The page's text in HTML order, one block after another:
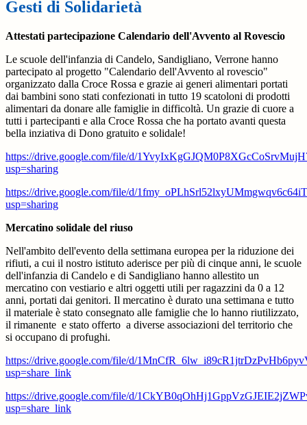
Gesti di Solidarietà
Attestati partecipazione Calendario dell'Avvento al Rovescio
Le scuole dell'infanzia di Candelo, Sandigliano, Verrone hanno
partecipato al progetto "Calendario dell'Avvento al rovescio"
organizzato dalla Croce Rossa e grazie ai generi alimentari portati
dai bambini sono stati confezionati in tutto 19 scatoloni di prodotti
alimentari da donare alle famiglie in difficoltà. Un grazie di cuore a
tutti i partecipanti e alla Croce Rossa che ha portato avanti questa
bella inziativa di Dono gratuito e solidale!
https://drive.google.com/file/d/
usp=sharing
https://drive.google.com/file/d/
usp=sharing
Mercatino solidale del riuso
Nell'ambito dell'evento della settimana europea per la riduzione dei
rifiuti, a cui il nostro istituto aderisce per più di cinque anni, le scuole
dell'infanzia di Candelo e di Sandigliano hanno allestito un
mercatino con vestiario e altri oggetti utili per ragazzini da 0 a 12
anni, portati dai genitori. Il mercatino è durato una settimana e tutto
il materiale è stato consegnato alle famiglie che lo hanno riutilizzato,
il rimanente e stato offerto a diverse associazioni del territorio che
si occupano di profughi.
https://drive.google.com/file/d/
usp=share_link
https://drive.google.com/file/d/
usp=share_link